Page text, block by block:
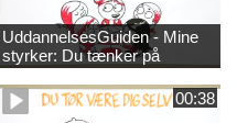
UddannelsesGuiden - Mine
styrker: Du tænker på
fællesskabet
00:38